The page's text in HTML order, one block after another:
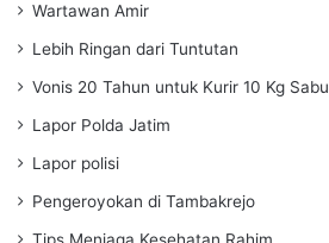
Wartawan Amir
Lebih Ringan dari Tuntutan
Vonis 20 Tahun untuk Kurir 10 Kg Sabu
Lapor Polda Jatim
Lapor polisi
Pengeroyokan di Tambakrejo